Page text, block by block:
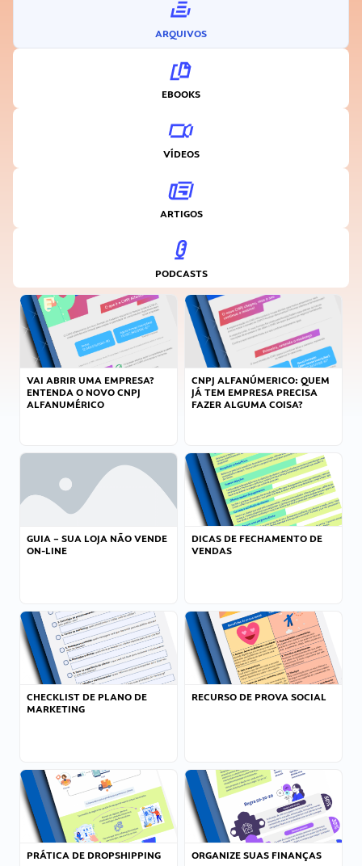
ARQUIVOS
EBOOKS
VÍDEOS
ARTIGOS
PODCASTS
VAI ABRIR UMA EMPRESA?
ENTENDA O NOVO CNPJ
ALFANUMÉRICO
CNPJ ALFANÚMERICO: QUEM
JÁ TEM EMPRESA PRECISA
FAZER ALGUMA COISA?
GUIA – SUA LOJA NÃO VENDE
ON-LINE
DICAS DE FECHAMENTO DE
VENDAS
CHECKLIST DE PLANO DE
MARKETING
RECURSO DE PROVA SOCIAL
PRÁTICA DE DROPSHIPPING ORGANIZE SUAS FINANÇAS